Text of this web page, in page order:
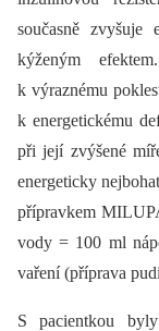
současně zvyšuje
kýženým
k výraznému
k energetickému
při její zvýšené
energeticky
přípravkem
vody = 100 ml
vaření (příprava
S pacientkou